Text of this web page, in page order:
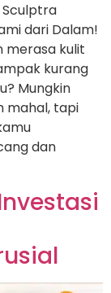
Sculptra
dari Dalam!
merasa kulit
kurang
Mungkin
mahal, tapi
dan